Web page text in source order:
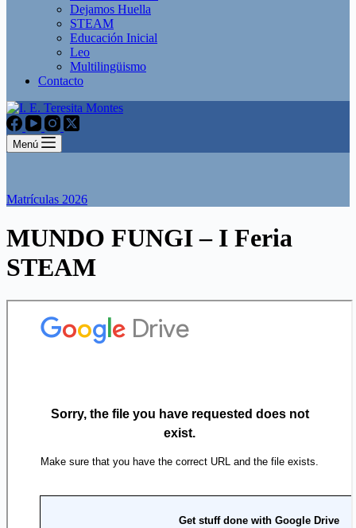
Dejamos Huella
STEAM
Educación Inicial
Leo
Multilingüismo
Contacto
Menú
Matrículas 2026
MUNDO FUNGI – I Feria
STEAM